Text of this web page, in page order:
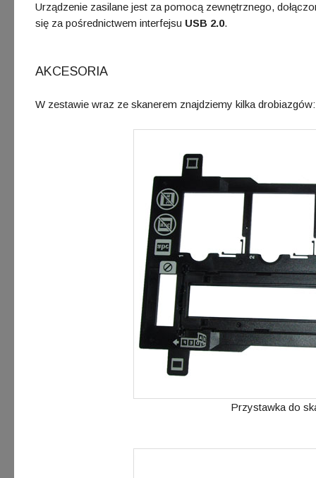
Urządzenie zasilane jest za pomocą zewnętrznego,
się za pośrednictwem interfejsu USB 2.0.
AKCESORIA
W zestawie wraz ze skanerem znajdziemy kilka drobiazgów:
Przystawka do